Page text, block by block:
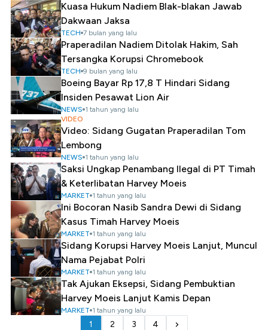
Kuasa Hukum Nadiem Blak-blakan Jawab
Dakwaan Jaksa
TECH 7 bulan yang lalu
Praperadilan Nadiem Ditolak Hakim, Sah
Tersangka Korupsi Chromebook
TECH 9 bulan yang lalu
Boeing Bayar Rp 17,8 T Hindari Sidang
Insiden Pesawat Lion Air
NEWS 1 tahun yang lalu
VIDEO
Video: Sidang Gugatan Praperadilan Tom
Lembong
NEWS 1 tahun yang lalu
Saksi Ungkap Penambang Ilegal di PT Timah
& Keterlibatan Harvey Moeis
MARKET 1 tahun yang lalu
Ini Bocoran Nasib Sandra Dewi di Sidang
Kasus Timah Harvey Moeis
MARKET 1 tahun yang lalu
Sidang Korupsi Harvey Moeis Lanjut, Muncul
Nama Pejabat Polri
MARKET 1 tahun yang lalu
Tak Ajukan Eksepsi, Sidang Pembuktian
Harvey Moeis Lanjut Kamis Depan
MARKET 1 tahun yang lalu
1 2 3 4